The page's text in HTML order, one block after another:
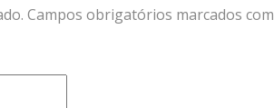
Campos obrigatórios marcados com